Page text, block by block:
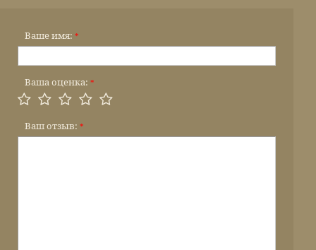
Ваше имя: *
Ваша оценка: *
Ваш отзыв: *